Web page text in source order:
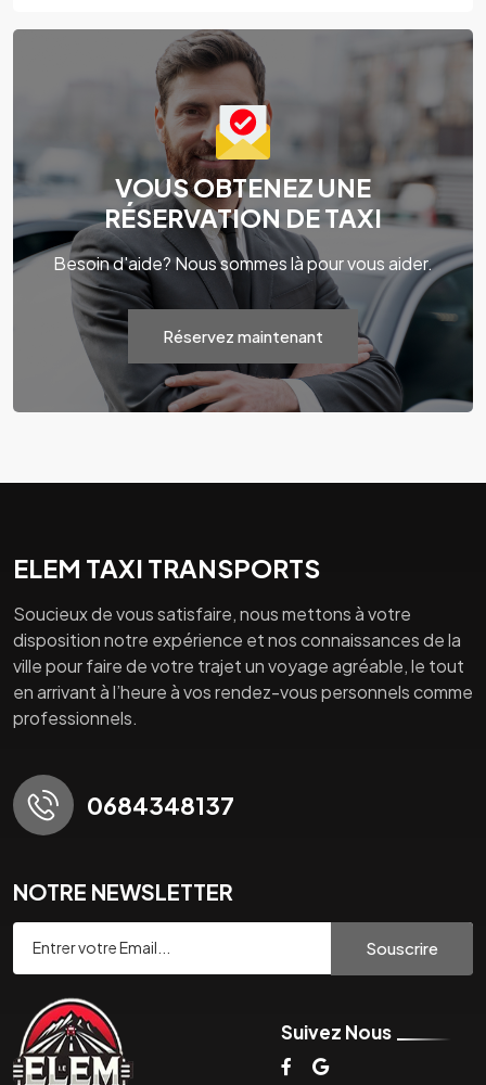
VOUS OBTENEZ UNE
RÉSERVATION DE TAXI
Besoin d'aide? Nous sommes là pour vous aider.
Réservez maintenant
ELEM TAXI TRANSPORTS
Soucieux de vous satisfaire, nous mettons à votre
disposition notre expérience et nos connaissances de la
ville pour faire de votre trajet un voyage agréable, le tout
en arrivant à l’heure à vos rendez-vous personnels comme
professionnels.
0684348137
NOTRE NEWSLETTER
Souscrire
Suivez Nous